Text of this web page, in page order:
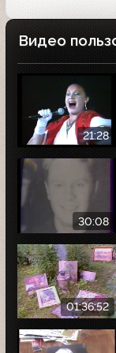
Видео
21:28
30:08
01:36:52